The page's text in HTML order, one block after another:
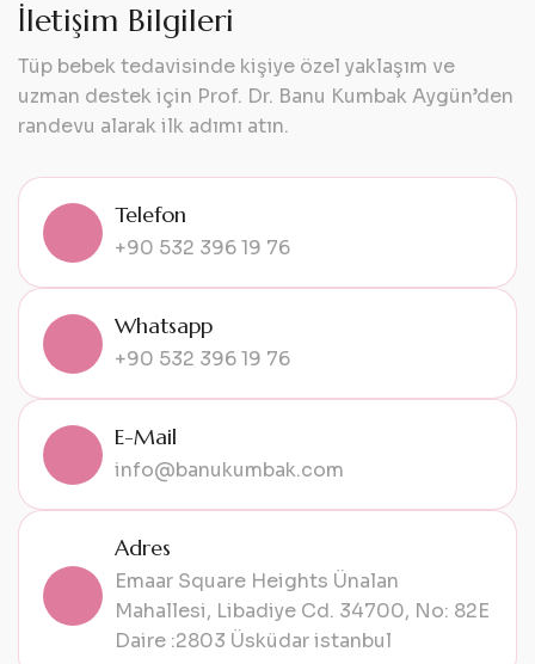
İletişim Bilgileri
Tüp bebek tedavisinde kişiye özel yaklaşım ve
uzman destek için Prof. Dr. Banu Kumbak Aygün’den
randevu alarak ilk adımı atın.
Telefon
+90 532 396 19 76
Whatsapp
+90 532 396 19 76
E-Mail
info@banukumbak.com
Adres
Emaar Square Heights Ünalan
Mahallesi, Libadiye Cd. 34700, No: 82E
Daire :2803 Üsküdar istanbul